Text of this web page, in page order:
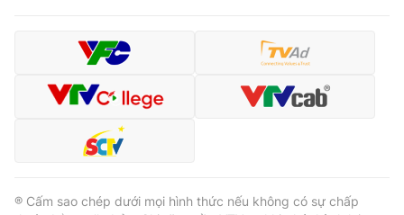
® Cấm sao chép dưới mọi hình thức nếu không có sự chấp